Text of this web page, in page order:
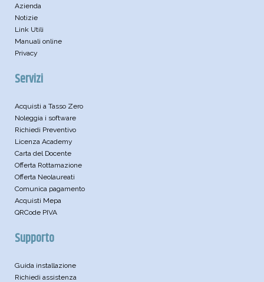
Azienda
Notizie
Link Utili
Manuali online
Privacy
Servizi
Acquisti a Tasso Zero
Noleggia i software
Richiedi Preventivo
Licenza Academy
Carta del Docente
Offerta Rottamazione
Offerta Neolaureati
Comunica pagamento
Acquisti Mepa
QRCode PIVA
Supporto
Guida installazione
Richiedi assistenza